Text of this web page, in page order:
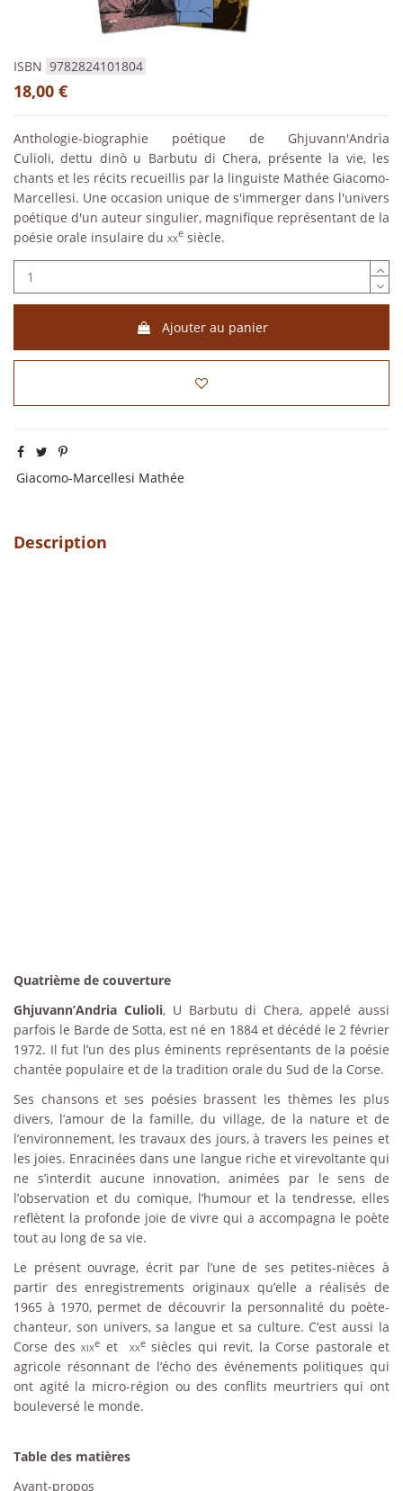
ISBN 9782824101804
18,00 €
Anthologie-biographie poétique de Ghjuvann'Andrìa
Culioli, dettu dinò u Barbutu di Chera, présente la vie, les
chants et les récits recueillis par la linguiste Mathée Giacomo-
Marcellesi. Une occasion unique de s'immerger dans l'univers
poétique d'un auteur singulier, magnifique représentant de la
poésie orale insulaire du xxe siècle.
Ajouter au panier
Giacomo-Marcellesi Mathée
Description
Quatrième de couverture
Ghjuvann’Andria Culioli, U Barbutu di Chera, appelé aussi
parfois le Barde de Sotta, est né en 1884 et décédé le 2 février
1972. Il fut l’un des plus éminents représentants de la poésie
chantée populaire et de la tradition orale du Sud de la Corse.
Ses chansons et ses poésies brassent les thèmes les plus
divers, l’amour de la famille, du village, de la nature et de
l’environnement, les travaux des jours, à travers les peines et
les joies. Enracinées dans une langue riche et virevoltante qui
ne s’interdit aucune innovation, animées par le sens de
l’observation et du comique, l’humour et la tendresse, elles
reflètent la profonde joie de vivre qui a accompagna le poète
tout au long de sa vie.
Le présent ouvrage, écrit par l’une de ses petites-nièces à
partir des enregistrements originaux qu’elle a réalisés de
1965 à 1970, permet de découvrir la personnalité du poète-
chanteur, son univers, sa langue et sa culture. C’est aussi la
Corse des xixe et xxesiècles qui revit, la Corse pastorale et
agricole résonnant de l’écho des événements politiques qui
ont agité la micro-région ou des conflits meurtriers qui ont
bouleversé le monde.
Table des matières
Avant-propos